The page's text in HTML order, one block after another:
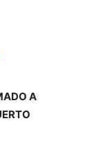
A